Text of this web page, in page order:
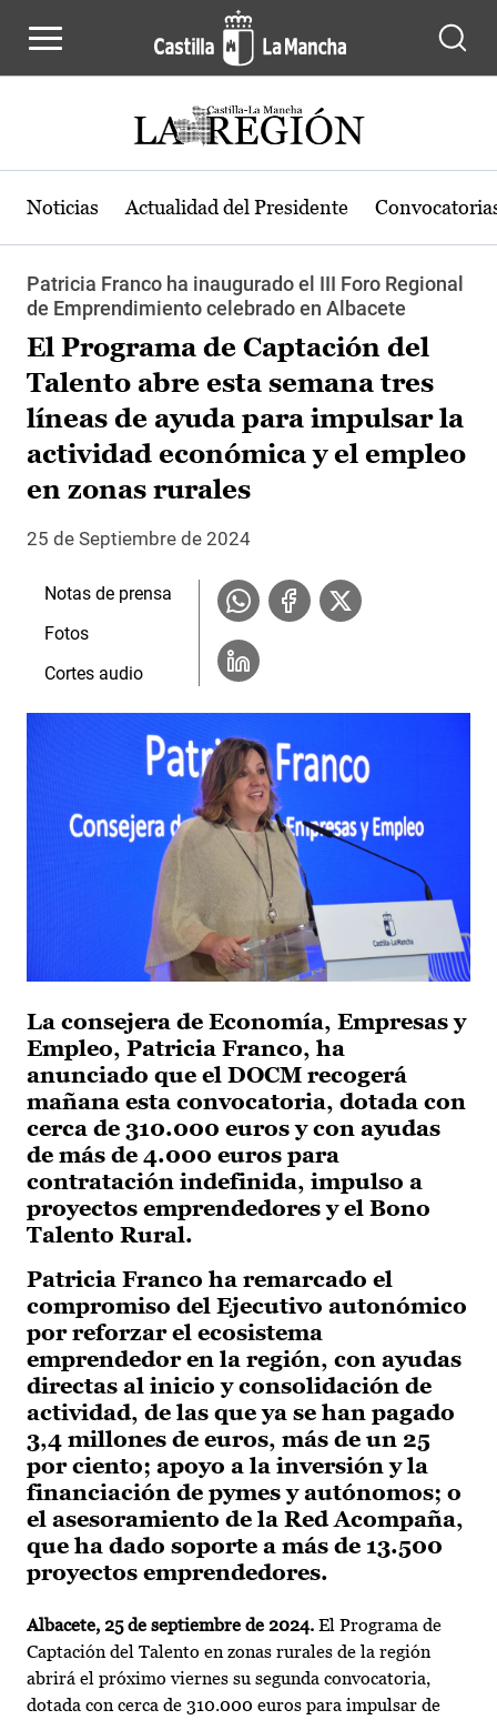
Noticias Actualidad del Presidente
Patricia Franco ha inaugurado el III Foro Regional
de Emprendimiento celebrado en Albacete
El Programa de Captación del
Talento abre esta semana tres
líneas de ayuda para impulsar la
actividad económica y el empleo
en zonas rurales
25 de Septiembre de 2024
La consejera de Economía, Empresas y
Empleo, Patricia Franco, ha
anunciado que el DOCM recogerá
mañana esta convocatoria, dotada con
cerca de 310.000 euros y con ayudas
de más de 4.000 euros para
contratación indefinida, impulso a
proyectos emprendedores y el Bono
Talento Rural.
Patricia Franco ha remarcado el
compromiso del Ejecutivo autonómico
por reforzar el ecosistema
emprendedor en la región, con ayudas
directas al inicio y consolidación de
actividad, de las que ya se han pagado
3,4 millones de euros, más de un 25
por ciento; apoyo a la inversión y la
financiación de pymes y autónomos; o
el asesoramiento de la Red Acompaña,
que ha dado soporte a más de 13.500
proyectos emprendedores.
Albacete, 25 de septiembre de 2024. El Programa de
Captación del Talento en zonas rurales de la región
abrirá el próximo viernes su segunda convocatoria,
dotada con cerca de 310.000 euros para impulsar de
Notas de prensa
Fotos
Cortes audio